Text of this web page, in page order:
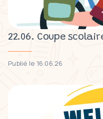
22.06. Coupe
Publié le 16.06.26